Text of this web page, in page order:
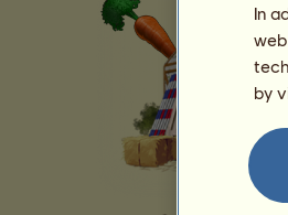
In
by